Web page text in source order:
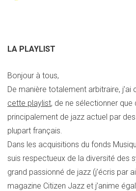
LA PLAYLIST
Bonjour à tous,
De manière totalement arbitraire, j’ai
cette playlist, de ne sélectionner que
principalement de jazz actuel par
plupart français.
Dans les acquisitions du fonds
suis respectueux de la diversité des
grand passionné de jazz (j’écris par
magazine Citizen Jazz et j’anime